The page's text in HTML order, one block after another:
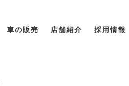
車の販売 店舗紹介 採用情報